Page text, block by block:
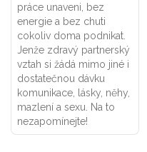
práce unaveni, bez
energie a bez chuti
cokoliv doma podnikat.
Jenže zdravý partnerský
vztah si žádá mimo jiné i
dostatečnou dávku
komunikace, lásky, něhy,
mazlení a sexu. Na to
nezapomínejte!